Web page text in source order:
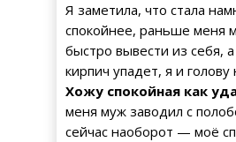
Я заметила, что стала
спокойнее, раньше меня
быстро вывести из себя,
кирпич упадет, я и голову
Хожу спокойная как
меня муж заводил с
сейчас наоборот — моё